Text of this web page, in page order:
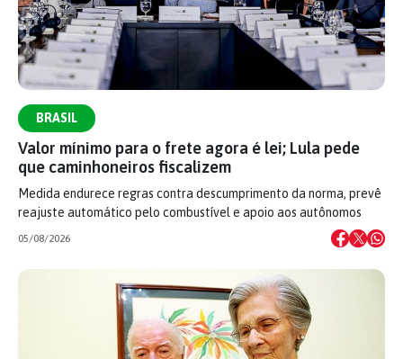
BRASIL
Valor mínimo para o frete agora é lei; Lula pede
que caminhoneiros fiscalizem
Medida endurece regras contra descumprimento da norma, prevê
reajuste automático pelo combustível e apoio aos autônomos
05/08/2026